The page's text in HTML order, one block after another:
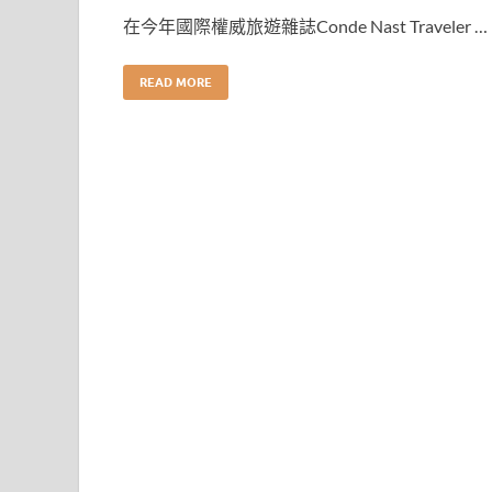
在今年國際權威旅遊雜誌Conde Nast Traveler …
READ MORE